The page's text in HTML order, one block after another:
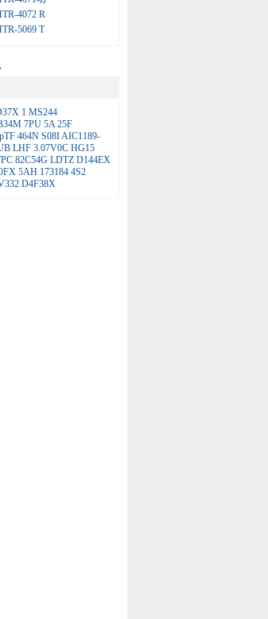
4072 R
5069 T
.
1 MS244
7PU 5A 25F
pTF 464N S08IAIC1189-
LHF 3.07V0C HG15
82C54G LDTZ D144EX
5AH 173184 4S2
D4F38X